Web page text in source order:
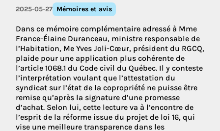
2025-05-27 Mémoires et avis
Dans ce mémoire complémentaire adressé à Mme
France-Élaine Duranceau, ministre responsable de
l’Habitation, Me Yves Joli-Cœur, président du RGCQ,
plaide pour une application plus cohérente de
l’article 1068.1 du Code civil du Québec. Il y conteste
l’interprétation voulant que l’attestation du
syndicat sur l’état de la copropriété ne puisse être
remise qu’après la signature d’une promesse
d’achat. Selon lui, cette lecture va à l’encontre de
l’esprit de la réforme issue du projet de loi 16, qui
vise une meilleure transparence dans les